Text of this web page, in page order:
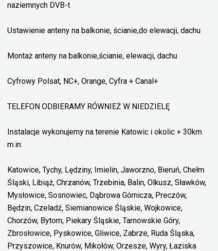
naziemnych DVB-t
Ustawienie anteny na balkonie, ścianie,do elewacji, dachu
Montaż anteny na balkonie,ścianie, elewacji, dachu
Cyfrowy Polsat, NC+, Orange, Cyfra + Canal+
TELEFON ODBIERAMY RÓWNIEŻ W NIEDZIELĘ
Instalacje wykonujemy na terenie Katowic i okolic + 30km
m.in:
Katowice, Tychy, Lędziny, Imielin, Jaworzno, Bieruń, Chełm
Śląski, Libiąż, Chrzanów, Trzebinia, Balin, Olkusz, Sławków,
Mysłowice, Sosnowiec, Dąbrowa Górnicza, Preczów,
Będzin, Czeladź, Siemianowice Śląskie, Wojkowice,
Chorzów, Bytom, Piekary Śląskie, Tarnowskie Góry,
Zbrosłowice, Pyskowice, Gliwice, Zabrze, Ruda Śląska,
Przyszowice, Knurów, Mikołów, Orzesze, Wyry, Łaziska